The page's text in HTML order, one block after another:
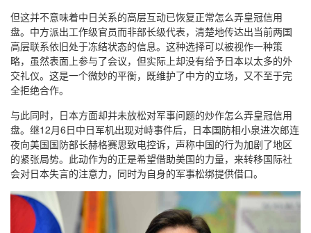
但这并不意味着中日关系的高层互动已恢复正常怎么弄皇冠信用
盘。中方派出工作级官员而非部长级代表，清楚地传达出当前两国
高层联系依旧处于冻结状态的信息。这种选择可以被视作一种策
略，虽然表面上参与了会议，但实际上却没有给予日本以太多的外
交礼仪。这是一个微妙的平衡，既维护了中方的立场，又不至于完
全拒绝合作。
与此同时，日本方面却并未放松对军事问题的炒作怎么弄皇冠信用
盘。继12月6日中日军机出现对峙事件后，日本国防相小泉进次郎连
夜向美国国防部长赫格赛思致电控诉，声称中国的行为加剧了地区
的紧张局势。此动作为的正是希望借助美国的力量，来转移国际社
会对日本失言的注意力，同时为自身的军事松绑提供借口。